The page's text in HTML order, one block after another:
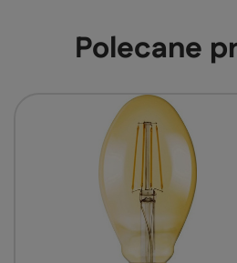
Polecane